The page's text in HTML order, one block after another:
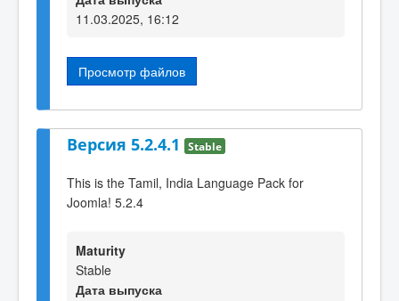
11.03.2025, 16:12
Просмотр файлов
Версия 5.2.4.1 Stable
This is the Tamil, India Language Pack for
Joomla! 5.2.4
Maturity
Stable
Дата выпуска